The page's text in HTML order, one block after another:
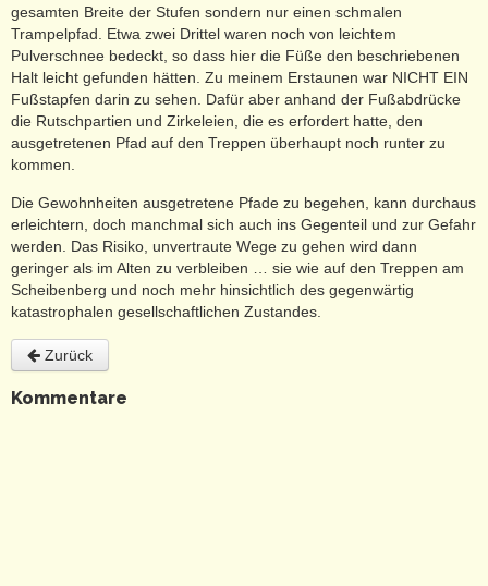
gesamten Breite der Stufen sondern nur einen schmalen
Trampelpfad. Etwa zwei Drittel waren noch von leichtem
Pulverschnee bedeckt, so dass hier die Füße den beschriebenen
Halt leicht gefunden hätten. Zu meinem Erstaunen war NICHT EIN
Fußstapfen darin zu sehen. Dafür aber anhand der Fußabdrücke
die Rutschpartien und Zirkeleien, die es erfordert hatte, den
ausgetretenen Pfad auf den Treppen überhaupt noch runter zu
kommen.
Die Gewohnheiten ausgetretene Pfade zu begehen, kann durchaus
erleichtern, doch manchmal sich auch ins Gegenteil und zur Gefahr
werden. Das Risiko, unvertraute Wege zu gehen wird dann
geringer als im Alten zu verbleiben … sie wie auf den Treppen am
Scheibenberg und noch mehr hinsichtlich des gegenwärtig
katastrophalen gesellschaftlichen Zustandes.
Zurück
Kommentare